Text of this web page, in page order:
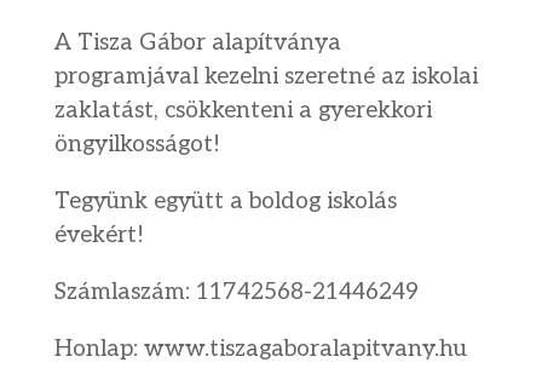
A Tisza Gábor alapítványa
programjával kezelni szeretné az iskolai
zaklatást, csökkenteni a gyerekkori
öngyilkosságot!
Tegyünk együtt a boldog iskolás
évekért!
Számlaszám: 11742568-21446249
Honlap: www.tiszagaboralapitvany.hu